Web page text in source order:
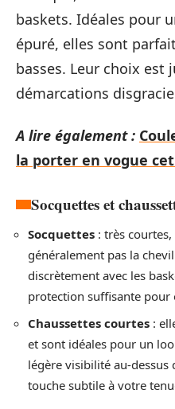
baskets. Idéales pour
épuré, elles sont
basses. Leur choix est
démarcations
A lire également :
la porter en vogue
Socquettes et
Socquettes : très
généralement pas la
discrètement avec les
protection suffisante pour
Chaussettes courtes :
et sont idéales pour un
légère visibilité au-dessus
touche subtile à votre